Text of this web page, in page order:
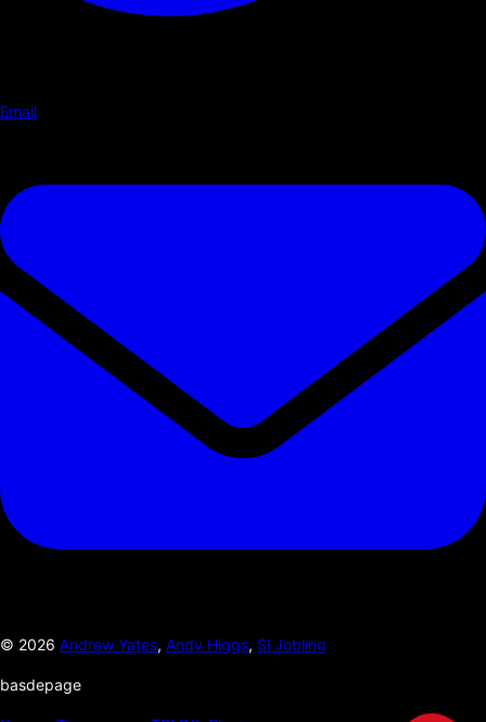
Email
© 2026 Andrew Yates, Andy Higgs, Si Jobling
basdepage